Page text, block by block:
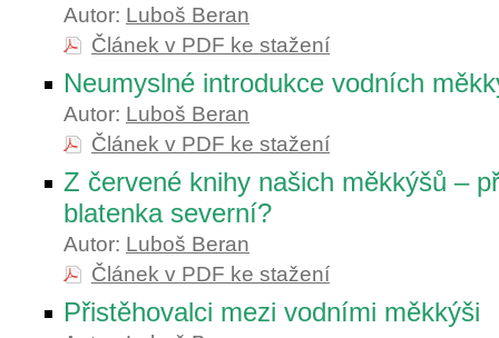
Autor: Luboš Beran
Článek v PDF ke stažení
Neumyslné introdukce vodních
Autor: Luboš Beran
Článek v PDF ke stažení
Z červené knihy našich měkkýšů –
blatenka severní?
Autor: Luboš Beran
Článek v PDF ke stažení
Přistěhovalci mezi vodními měkkýši